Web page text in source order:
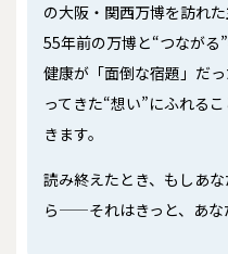
の大阪・関西万博を訪れ
55年前の万博と“つながる”
健康が「面倒な宿題」だ
ってきた“想い”にふれる
きます。
読み終えたとき、もしあ
ら——それはきっと、あな